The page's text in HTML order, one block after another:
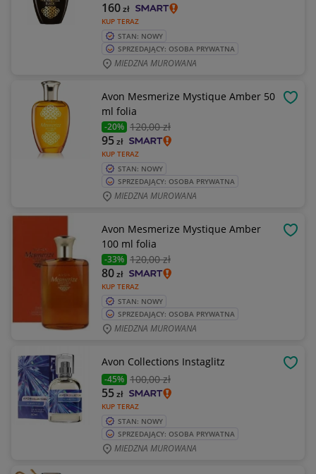
KUP TERAZ
160zł
STAN: NOWY
SPRZEDAJĄCY: OSOBA PRYWATNA
MIEDZNA MUROWANA
Avon Mesmerize Mystique Amber 50
ml folia
-20% 120,00 zł
KUP TERAZ
95zł
STAN: NOWY
SPRZEDAJĄCY: OSOBA PRYWATNA
MIEDZNA MUROWANA
Avon Mesmerize Mystique Amber
100 ml folia
-33% 120,00 zł
KUP TERAZ
80zł
STAN: NOWY
SPRZEDAJĄCY: OSOBA PRYWATNA
MIEDZNA MUROWANA
Avon Collections Instaglitz
-45% 100,00 zł
KUP TERAZ
55zł
STAN: NOWY
SPRZEDAJĄCY: OSOBA PRYWATNA
MIEDZNA MUROWANA